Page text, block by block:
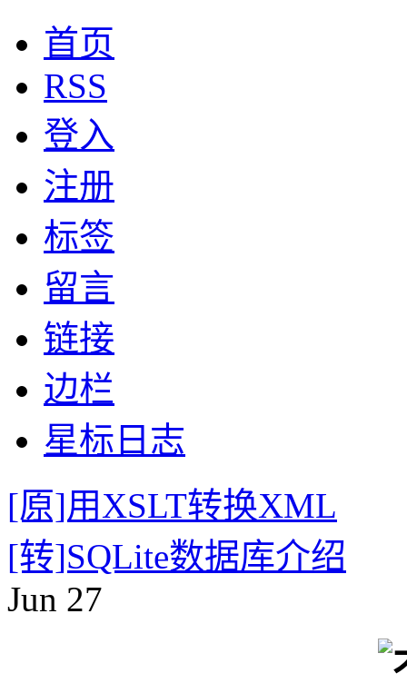
首页
RSS
登入
注册
标签
留言
链接
边栏
星标日志
[原]用XSLT转换XML
[转]SQLite数据库介绍
Jun 27